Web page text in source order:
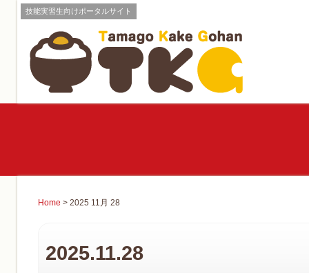
技能実習生向けポータルサイト
Home > 2025 11月 28
2025.11.28